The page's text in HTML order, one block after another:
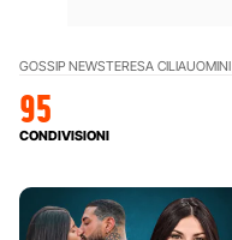
GOSSIP NEWSTERESA CILIA
95
CONDIVISIONI